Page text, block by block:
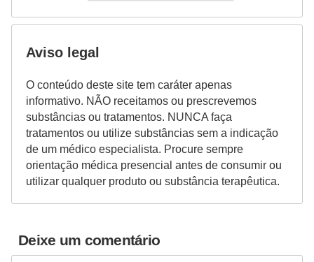
Aviso legal
O conteúdo deste site tem caráter apenas
informativo. NÃO receitamos ou prescrevemos
substâncias ou tratamentos. NUNCA faça
tratamentos ou utilize substâncias sem a indicação
de um médico especialista. Procure sempre
orientação médica presencial antes de consumir ou
utilizar qualquer produto ou substância terapêutica.
Deixe um comentário